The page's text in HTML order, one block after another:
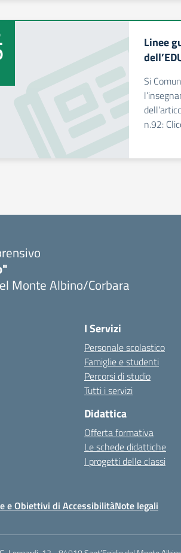
Linee
Si
n.92:
Monte Albino/Corbara
I Servizi
Personale scolastico
Famiglie e studenti
Percorsi di studio
Tutti i servizi
Didattica
Offerta formativa
Le schede didattiche
I progetti delle classi
e Obiettivi di AccessibilitàNote legali